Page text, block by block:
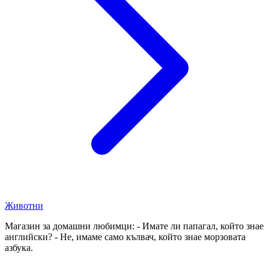
Животни
Магазин за домашни любимци: - Имате ли папагал, който знае
английски? - Не, имаме само кълвач, който знае морзовата
азбука.